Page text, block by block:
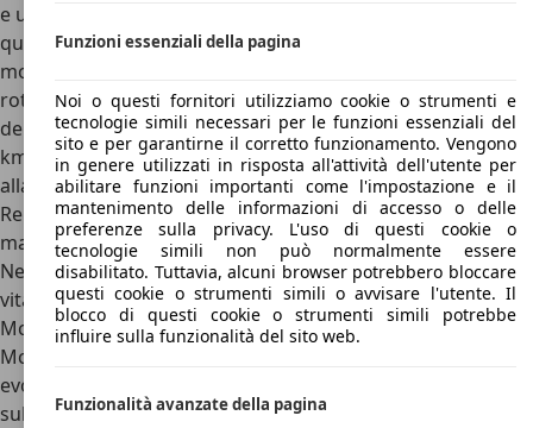
e una coppia di 600 Nm a 3.000 giri/min, con l’80% di
quest’ultima già disponibile a 2.000 giri/min. Numeri da
motore aspirato, pensando al regime massimo di
rotazione che può toccare gli 8.500 giri/min. Prestazioni
della McLaren MP4-12C? 0-100 km/h in 3,3 secondi e 330
km/h di velocità massima. Molto contenuto il peso, grazie
alla monoscocca realizzata in CFRP (Carbon Fiber
Reinforced Plastic) che, da sola, incide per soli 80 kg sulla
massa complessiva di circa 1.300 kg a secco.
Nel 2013, l’unico aggiornamento a questo modello dalla
vita resa breve per dare spazio a una sfilza di altre sportive
McLaren arrivate negli anni successivi; il motore della
McLaren MP4-12C, poi diventata solamente 12C, viene
evoluto e portato a 625 CV e migliorati così i riferimenti sia
sullo 0-100 km/h sia sull’effettiva velocità massima
Funzioni essenziali della pagina
Noi o questi fornitori utilizziamo cookie o strumenti e
tecnologie simili necessari per le funzioni essenziali del
sito e per garantirne il corretto funzionamento. Vengono
in genere utilizzati in risposta all'attività dell'utente per
abilitare funzioni importanti come l'impostazione e il
mantenimento delle informazioni di accesso o delle
preferenze sulla privacy. L'uso di questi cookie o
tecnologie simili non può normalmente essere
disabilitato. Tuttavia, alcuni browser potrebbero bloccare
questi cookie o strumenti simili o avvisare l'utente. Il
blocco di questi cookie o strumenti simili potrebbe
influire sulla funzionalità del sito web.
Funzionalità avanzate della pagina